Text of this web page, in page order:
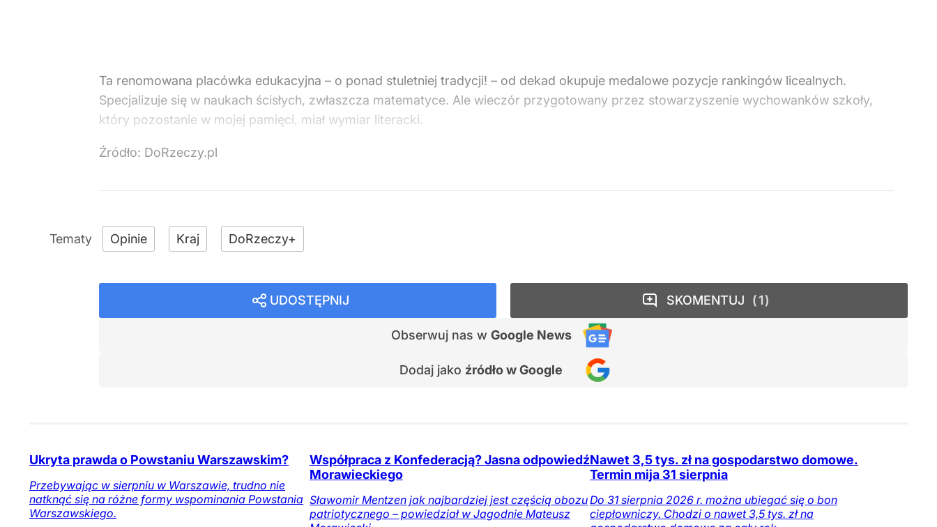
Ta renomowana placówka edukacyjna – o ponad stuletniej tradycji! – od dekad okupuje medalowe pozycje rankingów licealnych.
Specjalizuje się w naukach ścisłych, zwłaszcza matematyce. Ale wieczór przygotowany przez stowarzyszenie wychowanków szkoły,
który pozostanie w mojej pamięci, miał wymiar literacki.
Źródło: DoRzeczy.pl
Opinie Kraj DoRzeczy+
UDOSTĘPNIJ
Obserwuj nas w Google News
Dodaj jako źródło w Google
SKOMENTUJ 1
Ukryta prawda o Powstaniu Warszawskim?
Przebywając w sierpniu w Warszawie, trudno nie
natknąć się na różne formy wspominania Powstania
Warszawskiego.
Współpraca z Konfederacją? Jasna odpowiedź
Morawieckiego
Sławomir Mentzen jak najbardziej jest częścią obozu
patriotycznego – powiedział w Jagodnie Mateusz
Nawet 3,5 tys. zł na gospodarstwo domowe.
Termin mija 31 sierpnia
Do 31 sierpnia 2026 r. można ubiegać się o bon
ciepłowniczy. Chodzi o nawet 3,5 tys. zł na